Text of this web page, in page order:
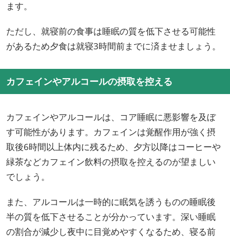
ます。
ただし、就寝前の食事は睡眠の質を低下させる可能性
があるため夕食は就寝3時間前までに済ませましょう。
カフェインやアルコールの摂取を控える
カフェインやアルコールは、コア睡眠に悪影響を及ぼ
す可能性があります。カフェインは覚醒作用が強く摂
取後6時間以上体内に残るため、夕方以降はコーヒーや
緑茶などカフェイン飲料の摂取を控えるのが望ましい
でしょう。
また、アルコールは一時的に眠気を誘うものの睡眠後
半の質を低下させることが分かっています。深い睡眠
の割合が減少し夜中に目覚めやすくなるため、寝る前